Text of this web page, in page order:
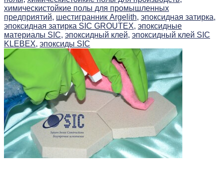
химическистойкие полы для промышленных
предприятий, шестигранник Argelith, эпоксидная затирка,
эпоксидная затирка SIC GROUTEX, эпоксидные
материалы SIC, эпоксидный клей, эпоксидный клей SIC
KLEBEX, эпоксиды SIC